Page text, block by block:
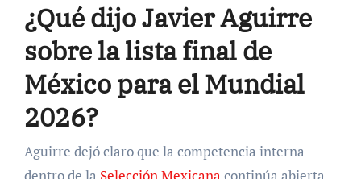
¿Qué dijo Javier Aguirre
sobre la lista final de
México para el Mundial
2026?
Aguirre dejó claro que la competencia interna
dentro de la Selección Mexicana continúa abierta,